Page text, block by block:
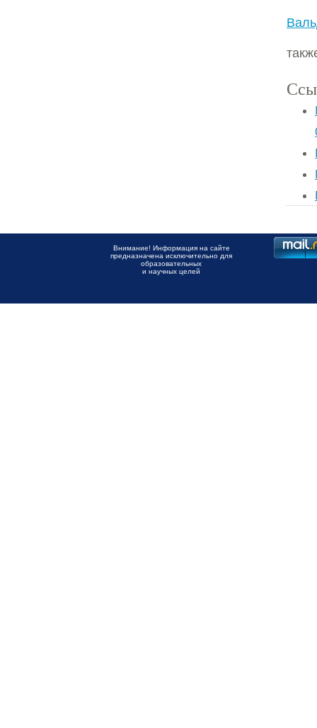
Внимание! Информация на сайте
предназначена исключительно для
образовательных
и научных целей